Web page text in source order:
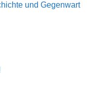
und Gegenwart